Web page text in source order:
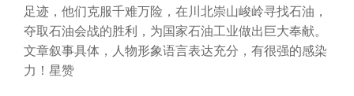
足迹，他们克服千难万险，在川北崇山峻岭寻找石油，
夺取石油会战的胜利，为国家石油工业做出巨大奉献。
文章叙事具体，人物形象语言表达充分，有很强的感染
力！星赞